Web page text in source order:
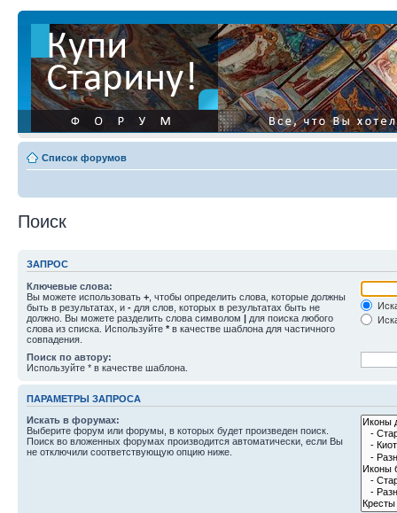
Список форумов
Поиск
ЗАПРОС
Ключевые слова:
Вы можете использовать + , чтобы определить слова, которые должны
быть в результатах, и - для слов, которых в результатах быть не
должно. Вы можете разделить слова символом | для поиска любого
слова из списка. Используйте * в качестве шаблона для частичного
совпадения.
Поиск по автору:
Используйте * в качестве шаблона.
ПАРАМЕТРЫ ЗАПРОСА
Искать в форумах:
Выберите форум или форумы, в которых будет произведен поиск.
Поиск во вложенных форумах производится автоматически, если Вы
не отключили соответствующую опцию ниже.